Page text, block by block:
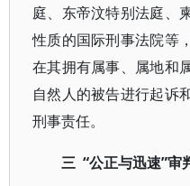
庭、东帝汶特别法庭、
性质的国际刑事法院等
在其拥有属事、属地和
自然人的被告进行起诉
刑事责任。
三 “公正与迅速”审